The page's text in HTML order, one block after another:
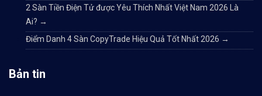
2 Sàn Tiền Điện Tử được Yêu Thích Nhất Việt Nam 2026 Là
Ai? →
Điểm Danh 4 Sàn CopyTrade Hiệu Quả Tốt Nhất 2026 →
Bản tin